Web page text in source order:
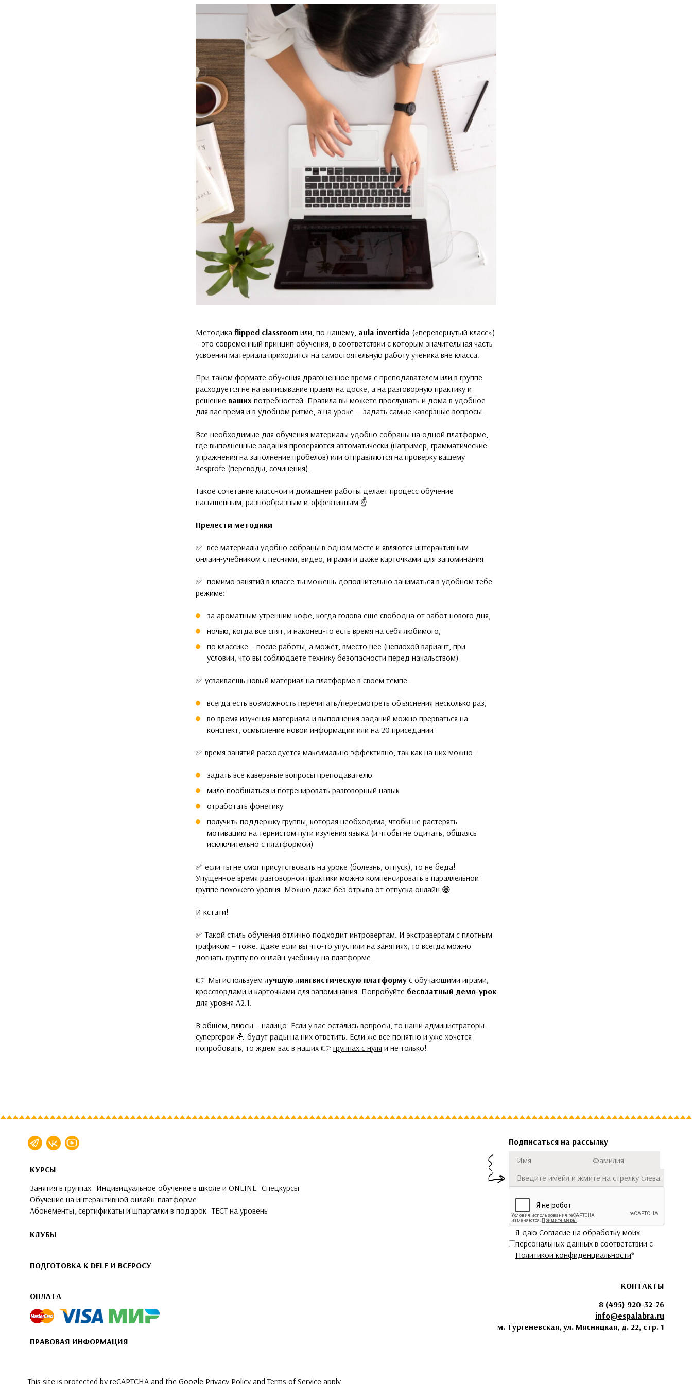
Методика flipped classroom или, по-нашему, aula invertida («перевернутый класс»)
– это современный принцип обучения, в соответствии с которым значительная часть
усвоения материала приходится на самостоятельную работу ученика вне класса.
При таком формате обучения драгоценное время с преподавателем или в группе
расходуется не на выписывание правил на доске, а на разговорную практику и
решение ваших потребностей. Правила вы можете прослушать и дома в удобное
для вас время и в удобном ритме, а на уроке — задать самые каверзные вопросы.
Все необходимые для обучения материалы удобно собраны на одной платформе,
где выполненные задания проверяются автоматически (например, грамматические
упражнения на заполнение пробелов) или отправляются на проверку вашему
#esprofe (переводы, сочинения).
Такое сочетание классной и домашней работы делает процесс обучение
насыщенным, разнообразным и эффективным ☝️
Прелести методики
✅ все материалы удобно собраны в одном месте и являются интерактивным
онлайн-учебником с песнями, видео, играми и даже карточками для запоминания
✅ помимо занятий в классе ты можешь дополнительно заниматься в удобном тебе
режиме:
за ароматным утренним кофе, когда голова ещё свободна от забот нового дня,
ночью, когда все спят, и наконец-то есть время на себя любимого,
по классике – после работы, а может, вместо неё (неплохой вариант, при
условии, что вы соблюдаете технику безопасности перед начальством)
✅ усваиваешь новый материал на платформе в своем темпе:
всегда есть возможность перечитать/пересмотреть объяснения несколько раз,
во время изучения материала и выполнения заданий можно прерваться на
конспект, осмысление новой информации или на 20 приседаний
✅ время занятий расходуется максимально эффективно, так как на них можно:
задать все каверзные вопросы преподавателю
мило пообщаться и потренировать разговорный навык
отработать фонетику
получить поддержку группы, которая необходима, чтобы не растерять
мотивацию на тернистом пути изучения языка (и чтобы не одичать, общаясь
исключительно с платформой)
✅ если ты не смог присутствовать на уроке (болезнь, отпуск), то не беда!
Упущенное время разговорной практики можно компенсировать в параллельной
группе похожего уровня. Можно даже без отрыва от отпуска онлайн 😁
И кстати!
✅ Такой стиль обучения отлично подходит интровертам. И экстравертам с плотным
графиком – тоже. Даже если вы что-то упустили на занятиях, то всегда можно
догнать группу по онлайн-учебнику на платформе.
👉 Мы используем лучшую лингвистическую платформу с обучающими играми,
кроссвордами и карточками для запоминания. Попробуйте бесплатный демо-урок
для уровня А2.1.
В общем, плюсы – налицо. Если у вас остались вопросы, то наши администраторы-
супергерои 💪 будут рады на них ответить. Если же все понятно и уже хочется
попробовать, то ждем вас в наших 👉 группах с нуля и не только!
КУРСЫ
Занятия в группах Индивидуальное обучение в школе и ONLINE Спецкурсы
Обучение на интерактивной онлайн-платформе
Абонементы, сертификаты и шпаргалки в подарок ТЕСТ на уровень
КЛУБЫ
ПОДГОТОВКА К DELE И ВСЕРОСУ
ОПЛАТА
ПРАВОВАЯ ИНФОРМАЦИЯ
This site is protected by reCAPTCHA and the Google Privacy Policy andTerms of Service apply.
Подписаться на рассылку
Имя
Фамилия
Я даю Согласие на обработку моих
персональных данных в соответствии с
Политикой конфиденциальности*
Подписаться
КОНТАКТЫ
8 (495) 920-32-76
info@espalabra.ru
м. Тургеневская, ул. Мясницкая, д. 22, стр. 1